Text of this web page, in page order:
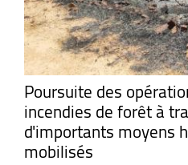
Poursuite des
incendies de forêt à
d'importants moyens
mobilisés